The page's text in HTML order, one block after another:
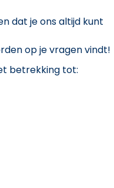
dat je ons altijd kunt
op je vragen vindt!
betrekking tot: